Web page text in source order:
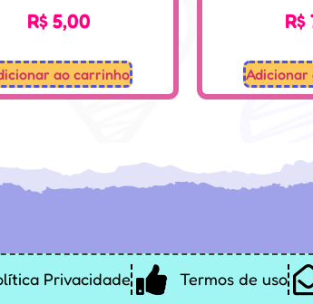
R$5,00
ao carrinho
R$
Adicionar
Privacidade Termos de uso